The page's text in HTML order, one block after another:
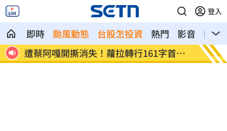
登入
即時 颱風動態 台股怎投資 熱門 影音
熱搜
狂飆後考驗來了！下週1指標恐掀美股暴動
蔣萬
酸